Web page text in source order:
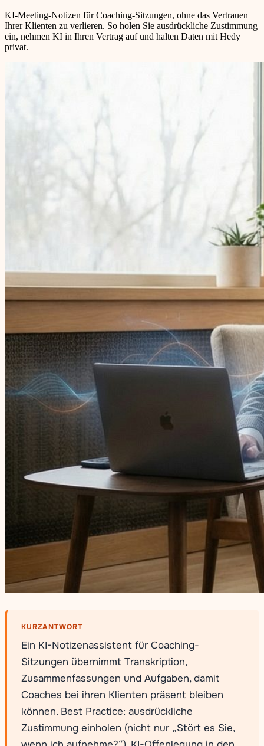
KI-Meeting-Notizen für Coaching-Sitzungen, ohne das Vertrauen
Ihrer Klienten zu verlieren. So holen Sie ausdrückliche Zustimmung
ein, nehmen KI in Ihren Vertrag auf und halten Daten mit Hedy
privat.
KURZANTWORT
Ein KI-Notizenassistent für Coaching-
Sitzungen übernimmt Transkription,
Zusammenfassungen und Aufgaben, damit
Coaches bei ihren Klienten präsent bleiben
können. Best Practice: ausdrückliche
Zustimmung einholen (nicht nur „Stört es Sie,